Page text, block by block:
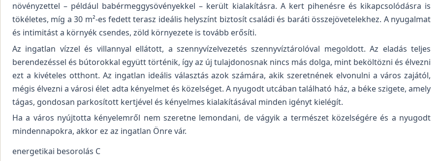
növényzettel – például babérmeggysövényekkel – került kialakításra. A kert pihenésre és kikapcsolódásra is
tökéletes, míg a 30 m²-es fedett terasz ideális helyszínt biztosít családi és baráti összejövetelekhez. A nyugalmat
és intimitást a környék csendes, zöld környezete is tovább erősíti.
Az ingatlan vízzel és villannyal ellátott, a szennyvízelvezetés szennyvíztárolóval megoldott. Az eladás teljes
berendezéssel és bútorokkal együtt történik, így az új tulajdonosnak nincs más dolga, mint beköltözni és élvezni
ezt a kivételes otthont. Az ingatlan ideális választás azok számára, akik szeretnének elvonulni a város zajától,
mégis élvezni a városi élet adta kényelmet és közelséget. A nyugodt utcában található ház, a béke szigete, amely
tágas, gondosan parkosított kertjével és kényelmes kialakításával minden igényt kielégít.
Ha a város nyújtotta kényelemről nem szeretne lemondani, de vágyik a természet közelségére és a nyugodt
mindennapokra, akkor ez az ingatlan Önre vár.
energetikai besorolás C